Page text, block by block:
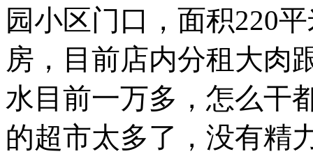
园小区门口，面积220
房，目前店内分租大肉
水目前一万多，怎么干
的超市太多了，没有精